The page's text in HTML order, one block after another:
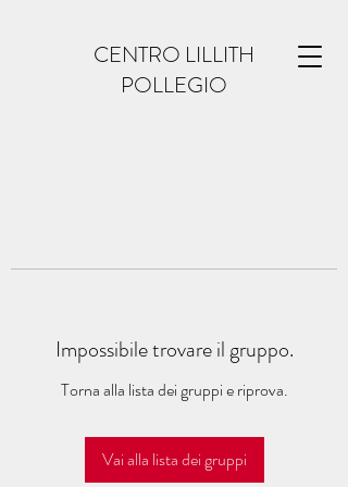
CENTRO LILLITH
POLLEGIO
Impossibile trovare il gruppo.
Torna alla lista dei gruppi e riprova.
Vai alla lista dei gruppi